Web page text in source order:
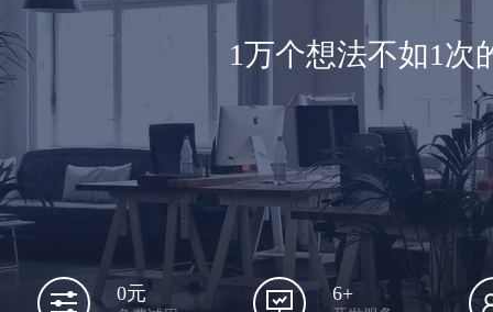
1万个想法不如1次
0元 6+